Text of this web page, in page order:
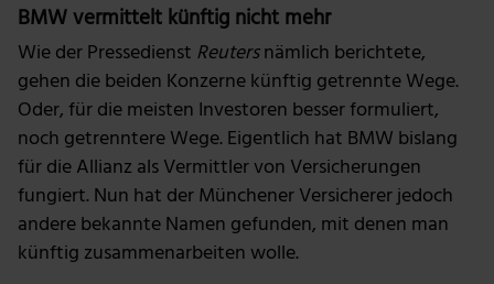
BMW vermittelt künftig nicht mehr
Wie der Pressedienst Reutersnämlich berichtete,
gehen die beiden Konzerne künftig getrennte Wege.
Oder, für die meisten Investoren besser formuliert,
noch getrenntere Wege. Eigentlich hat BMW bislang
für die Allianz als Vermittler von Versicherungen
fungiert. Nun hat der Münchener Versicherer jedoch
andere bekannte Namen gefunden, mit denen man
künftig zusammenarbeiten wolle.